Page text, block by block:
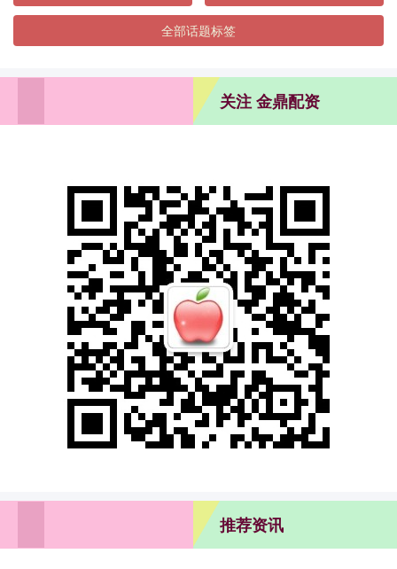
全部话题标签
关注 金鼎配资
推荐资讯